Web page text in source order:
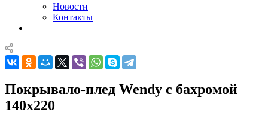
Новости
Контакты
Покрывало-плед Wendy с бахромой
140x220